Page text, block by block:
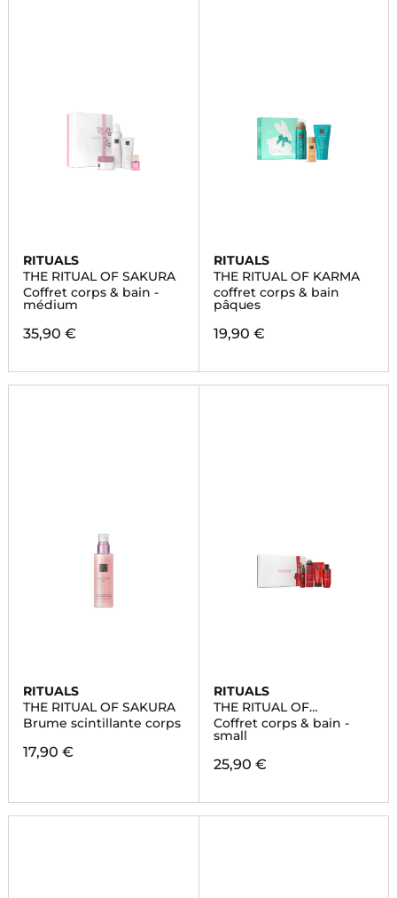
RITUALS
THE RITUAL OF SAKURA
Coffret corps & bain -
médium
35,90 €
RITUALS
THE RITUAL OF KARMA
coffret corps & bain
pâques
19,90 €
RITUALS
THE RITUAL OF SAKURA
Brume scintillante corps
17,90 €
RITUALS
THE RITUAL OF
AYURVEDA
Coffret corps & bain -
small
25,90 €